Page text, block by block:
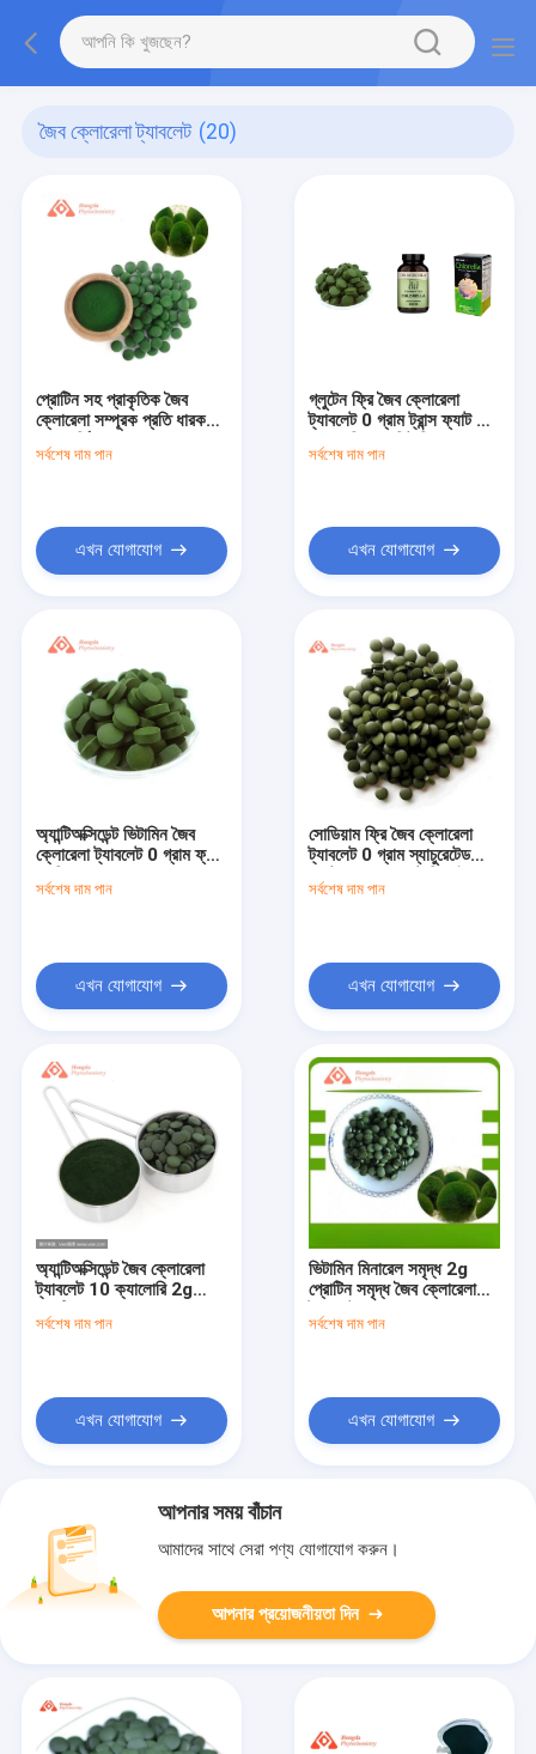
জৈব ক্লোরেলা ট্যাবলেট (20)
প্রোটিন সহ প্রাকৃতিক জৈব
ক্লোরেলা সম্পূরক প্রতি ধারক
সর্বশেষ দাম পান
এখন যোগাযোগ
গ্লুটেন ফ্রি জৈব ক্লোরেলা
ট্যাবলেট 0 গ্রাম ট্রান্স ফ্যাট 10
সর্বশেষ দাম পান
এখন যোগাযোগ
অ্যান্টিঅক্সিডেন্ট ভিটামিন জৈব
ক্লোরেলা ট্যাবলেট 0 গ্রাম ফ্যাট
সর্বশেষ দাম পান
এখন যোগাযোগ
সোডিয়াম ফ্রি জৈব ক্লোরেলা
ট্যাবলেট 0 গ্রাম স্যাচুরেটেড
সর্বশেষ দাম পান
এখন যোগাযোগ
অ্যান্টিঅক্সিডেন্ট জৈব ক্লোরেলা
ট্যাবলেট 10 ক্যালোরি 2g
সর্বশেষ দাম পান
এখন যোগাযোগ
ভিটামিন মিনারেল সমৃদ্ধ 2g
প্রোটিন সমৃদ্ধ জৈব ক্লোরেলা
সর্বশেষ দাম পান
এখন যোগাযোগ
আপনার সময় বাঁচান
আমাদের সাথে সেরা পণ্য যোগাযোগ করুন।
আপনার প্রয়োজনীয়তা দিন